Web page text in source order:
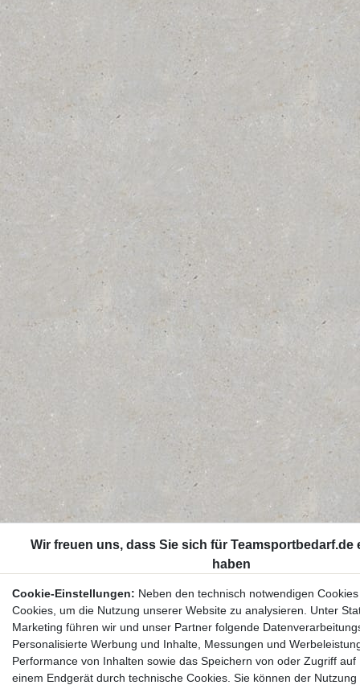
Cookie-Einstellungen: Neben den technisch notwendigen
Cookies, um die Nutzung unserer Website zu analysieren. Unter
Marketing führen wir und unser Partner folgende
Personalisierte Werbung und Inhalte, Messungen und
Performance von Inhalten sowie das Speichern von oder Zugriff
einem Endgerät durch technische Cookies. Sie können der